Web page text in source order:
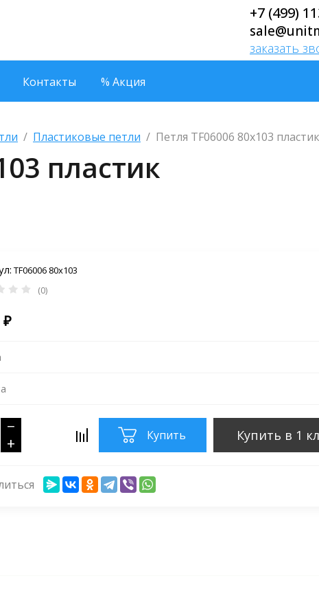
Контакты % Акция
+7 (499)
заказать
  /
Пластиковые петли
  /  Петля TF06006 80х103 пластик
пластик
TF06006 80х103
(0)
₽
−
+
Купить Купить в 1